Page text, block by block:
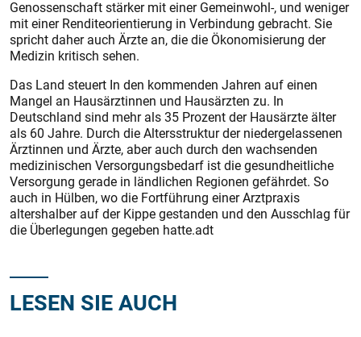
Genossenschaft stärker mit einer Gemeinwohl-, und weniger
mit einer Renditeorientierung in Verbindung gebracht. Sie
spricht daher auch Ärzte an, die die Ökonomisierung der
Medizin kritisch sehen.
Das Land steuert In den kommenden Jahren auf einen
Mangel an Hausärztinnen und Haus­ärzten zu. In
Deutschland sind mehr als 35 Prozent der Haus­ärzte älter
als 60 Jahre. Durch die Altersstruktur der niedergelassenen
Ärztinnen und Ärzte, aber auch durch den wachsenden
medizinischen Versorgungsbedarf ist die gesundheitliche
Versorgung gerade in ländlichen Regionen gefährdet. So
auch in Hülben, wo die Fortführung einer Arztpraxis
altershalber auf der Kippe gestanden und den Ausschlag für
die Überlegungen gegeben hatte.adt
LESEN SIE AUCH